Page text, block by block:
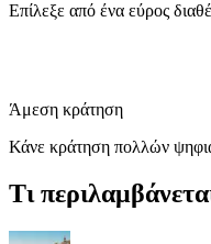
Επίλεξε από ένα εύρος
Άμεση κράτηση
Κάνε κράτηση πολλών
Τι